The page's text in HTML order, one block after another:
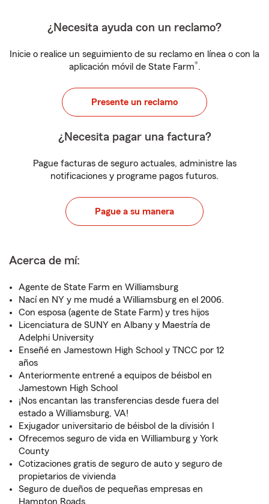
¿Necesita ayuda con un reclamo?
Inicie o realice un seguimiento de su reclamo en línea o con la
aplicación móvil de State Farm®.
Presente un reclamo
¿Necesita pagar una factura?
Pague facturas de seguro actuales, administre las
notificaciones y programe pagos futuros.
Pague a su manera
Acerca de mí:
Agente de State Farm en Williamsburg
Nací en NY y me mudé a Williamsburg en el 2006.
Con esposa (agente de State Farm) y tres hijos
Licenciatura de SUNY en Albany y Maestría de
Adelphi University
Enseñé en Jamestown High School y TNCC por 12
años
Anteriormente entrené a equipos de béisbol en
Jamestown High School
¡Nos encantan las transferencias desde fuera del
estado a Williamsburg, VA!
Exjugador universitario de béisbol de la división I
Ofrecemos seguro de vida en Williamburg y York
County
Cotizaciones gratis de seguro de auto y seguro de
propietarios de vivienda
Seguro de dueños de pequeñas empresas en
Hampton Roads